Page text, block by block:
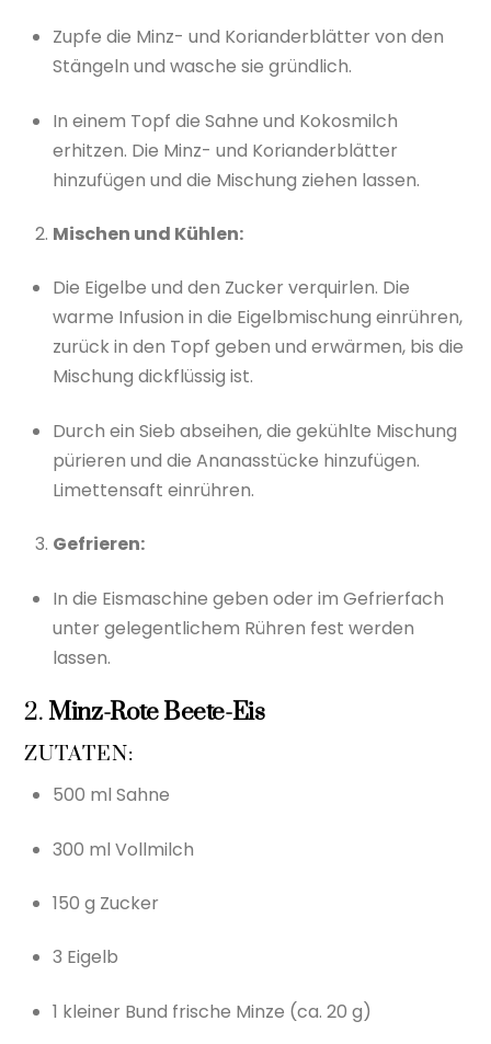
Zupfe die Minz- und Korianderblätter von den
Stängeln und wasche sie gründlich.
In einem Topf die Sahne und Kokosmilch
erhitzen. Die Minz- und Korianderblätter
hinzufügen und die Mischung ziehen lassen.
Mischen und Kühlen:
Die Eigelbe und den Zucker verquirlen. Die
warme Infusion in die Eigelbmischung einrühren,
zurück in den Topf geben und erwärmen, bis die
Mischung dickflüssig ist.
Durch ein Sieb abseihen, die gekühlte Mischung
pürieren und die Ananasstücke hinzufügen.
Limettensaft einrühren.
Gefrieren:
In die Eismaschine geben oder im Gefrierfach
unter gelegentlichem Rühren fest werden
lassen.
2.Minz-Rote Beete-Eis
ZUTATEN:
500 ml Sahne
300 ml Vollmilch
150 g Zucker
3 Eigelb
1 kleiner Bund frische Minze (ca. 20 g)